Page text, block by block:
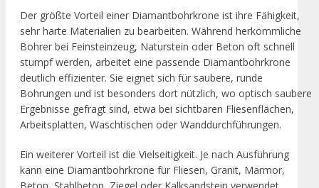
Der größte Vorteil einer Diamantbohrkrone ist ihre Fähigkeit,
sehr harte Materialien zu bearbeiten. Während herkömmliche
Bohrer bei Feinsteinzeug, Naturstein oder Beton oft schnell
stumpf werden, arbeitet eine passende Diamantbohrkrone
deutlich effizienter. Sie eignet sich für saubere, runde
Bohrungen und ist besonders dort nützlich, wo optisch saubere
Ergebnisse gefragt sind, etwa bei sichtbaren Fliesenflächen,
Arbeitsplatten, Waschtischen oder Wanddurchführungen.
Ein weiterer Vorteil ist die Vielseitigkeit. Je nach Ausführung
kann eine Diamantbohrkrone für Fliesen, Granit, Marmor,